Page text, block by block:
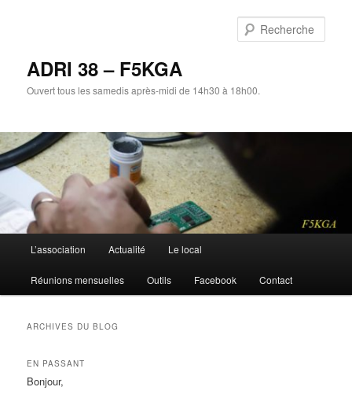
ADRI 38 – F5KGA
Ouvert tous les samedis après-midi de 14h30 à 18h00.
principal
L’association Actualité Le local
Réunions mensuelles Outils Facebook Contact
ARCHIVES DU BLOG
EN PASSANT
Bonjour,